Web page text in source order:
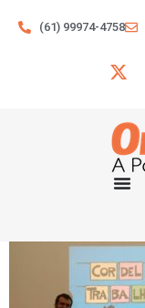
(61) 99974-4758